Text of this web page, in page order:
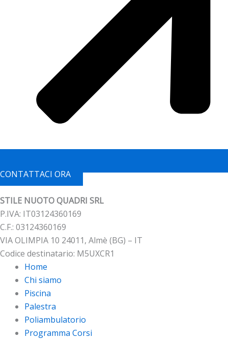
CONTATTACI ORA
STILE NUOTO QUADRI SRL
P.IVA: IT03124360169
C.F.: 03124360169
VIA OLIMPIA 10 24011, Almè (BG) – IT
Codice destinatario: M5UXCR1
Home
Chi siamo
Piscina
Palestra
Poliambulatorio
Programma Corsi